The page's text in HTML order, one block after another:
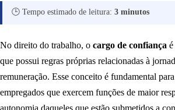
🕒 Tempo estimado de leitura: 3 minutos
No direito do trabalho, o cargo de confiança
que possui regras próprias relacionadas à
remuneração. Esse conceito é fundamental
empregados que exercem funções de maior